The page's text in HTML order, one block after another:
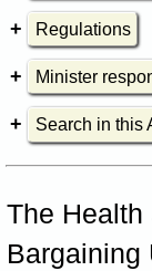
Regulations
Minister
Search in this
The Health
Bargaining